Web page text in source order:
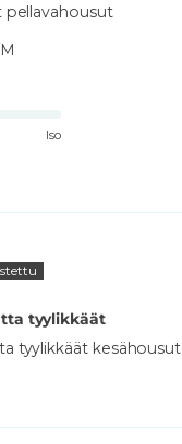
pellavahousut
Iso
tyylikkäät
tyylikkäät kesähousut